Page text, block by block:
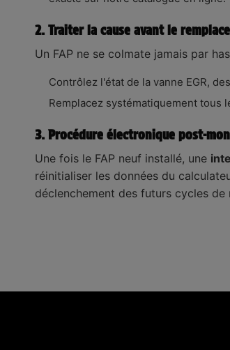
2. Traiter la cause avant le
Un FAP ne se colmate jamais par
Contrôlez l'état de la vanne EGR,
Remplacez systématiquement tous
3. Procédure électronique post-
Une fois le FAP neuf installé, une
réinitialiser les données du
déclenchement des futurs cycles de